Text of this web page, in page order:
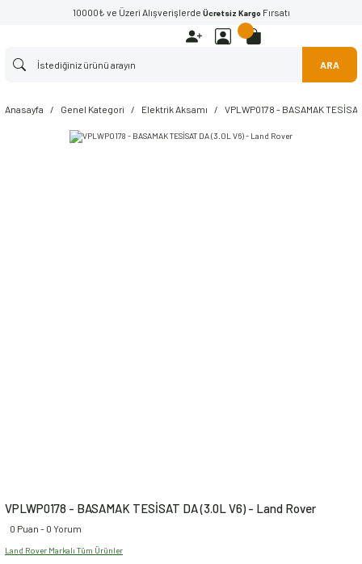
10000₺ ve Üzeri Alışverişlerde Ücretsiz Kargo Fırsatı
ARA
Anasayfa Genel Kategori Elektrik Aksamı VPLWP0178 - BASAMAK
VPLWP0178 - BASAMAK TESİSAT DA (3.0L V6) - Land Rover
0 Puan - 0 Yorum
Land Rover Markalı Tüm Ürünler